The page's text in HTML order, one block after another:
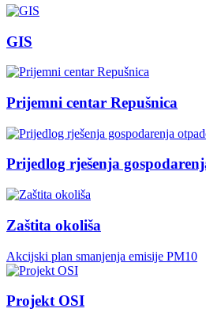
GIS
Prijemni centar Repušnica
Prijedlog rješenja
Zaštita okoliša
Akcijski plan smanjenja emisije PM10
Projekt OSI